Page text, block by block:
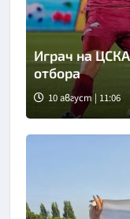
Играч на
отбора
10 август | 11:06